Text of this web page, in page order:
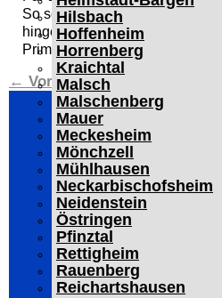
Hilsbach
Hoffenheim
Horrenberg
Kraichtal
Malsch
Malschenberg
Mauer
Meckesheim
Mönchzell
Mühlhausen
Neckarbischofsheim
Neidenstein
Östringen
Pfinztal
Rettigheim
Rauenberg
Reichartshausen
So sollte jemand, der ein
hingegen nur wenig Sport
Prime Video greifen.
← Vorheriger Beitrag